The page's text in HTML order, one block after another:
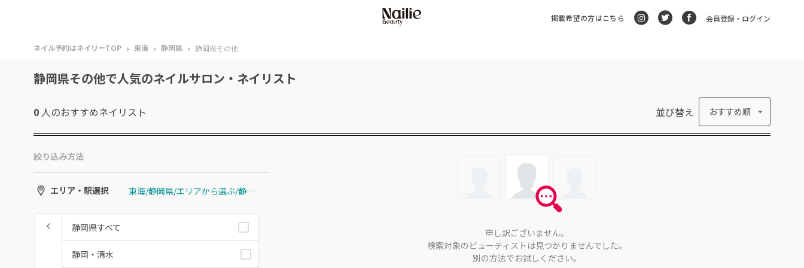
掲載希望の方はこちら 会員登録・ログイン
ネイル予約はネイリーTOP › 東海 › 静岡県 › 静岡県その他
静岡県その他で人気のネイルサロン・ネイリスト
0 人のおすすめネイリスト 並び替え おすすめ順
絞り込み方法
エリア・駅選択 東海/静岡県/エリアから選ぶ/静岡県その他
静岡県すべて
静岡・清水
申し訳ございません。
検索対象のビューティストは見つかりませんでした。
別の方法でお試しください。